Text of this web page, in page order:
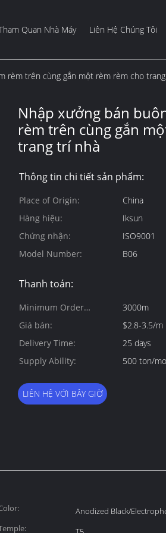
Quan Nhà Máy Liên Hệ Chúng Tôi
rèm trên cùng gắn một rèm rèm cho
Nhập xưởng bán
rèm trên cùng gắn
trang trí nhà
Thông tin chi tiết sản phẩm:
Place of Origin:
China
Hàng hiệu:
Iksun
Chứng nhận:
ISO9001
Model Number:
B06
Thanh toán:
Minimum Order
Quantity:
3000m
Giá bán:
$2.8-3.5/m
Delivery Time:
25 days
Supply Ability:
500 ton/
LIÊN HỆ VỚI BÂY GIỜ
Anodized Black/